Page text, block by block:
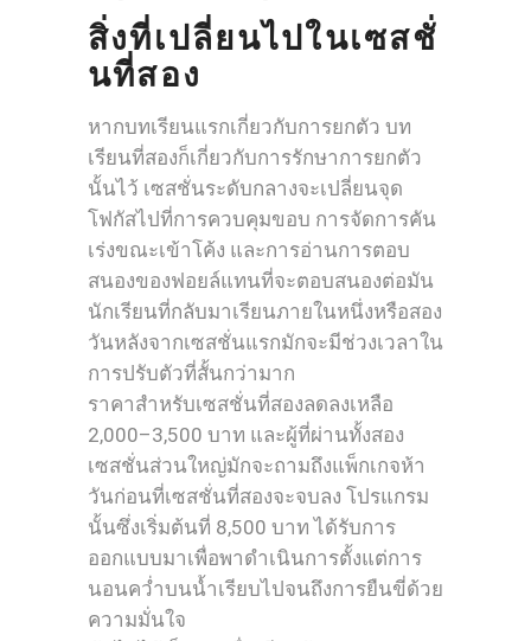
สิ่งที่เปลี่ยนไปในเซสชั่
นที่สอง
หากบทเรียนแรกเกี่ยวกับการยกตัว บท
เรียนที่สองก็เกี่ยวกับการรักษาการยกตัว
นั้นไว้ เซสชั่นระดับกลางจะเปลี่ยนจุด
โฟกัสไปที่การควบคุมขอบ การจัดการคัน
เร่งขณะเข้าโค้ง และการอ่านการตอบ
สนองของฟอยล์แทนที่จะตอบสนองต่อมัน
นักเรียนที่กลับมาเรียนภายในหนึ่งหรือสอง
วันหลังจากเซสชั่นแรกมักจะมีช่วงเวลาใน
การปรับตัวที่สั้นกว่ามาก
ราคาสำหรับเซสชั่นที่สองลดลงเหลือ
2,000–3,500 บาท และผู้ที่ผ่านทั้งสอง
เซสชั่นส่วนใหญ่มักจะถามถึงแพ็กเกจห้า
วันก่อนที่เซสชั่นที่สองจะจบลง โปรแกรม
นั้นซึ่งเริ่มต้นที่ 8,500 บาท ได้รับการ
ออกแบบมาเพื่อพาดำเนินการตั้งแต่การ
นอนคว่ำบนน้ำเรียบไปจนถึงการยืนขี่ด้วย
ความมั่นใจ